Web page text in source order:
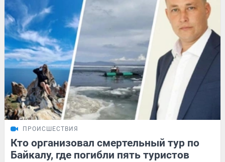
ПРОИСШЕСТВИЯ
Кто организовал смертельный тур по
Байкалу, где погибли пять туристов